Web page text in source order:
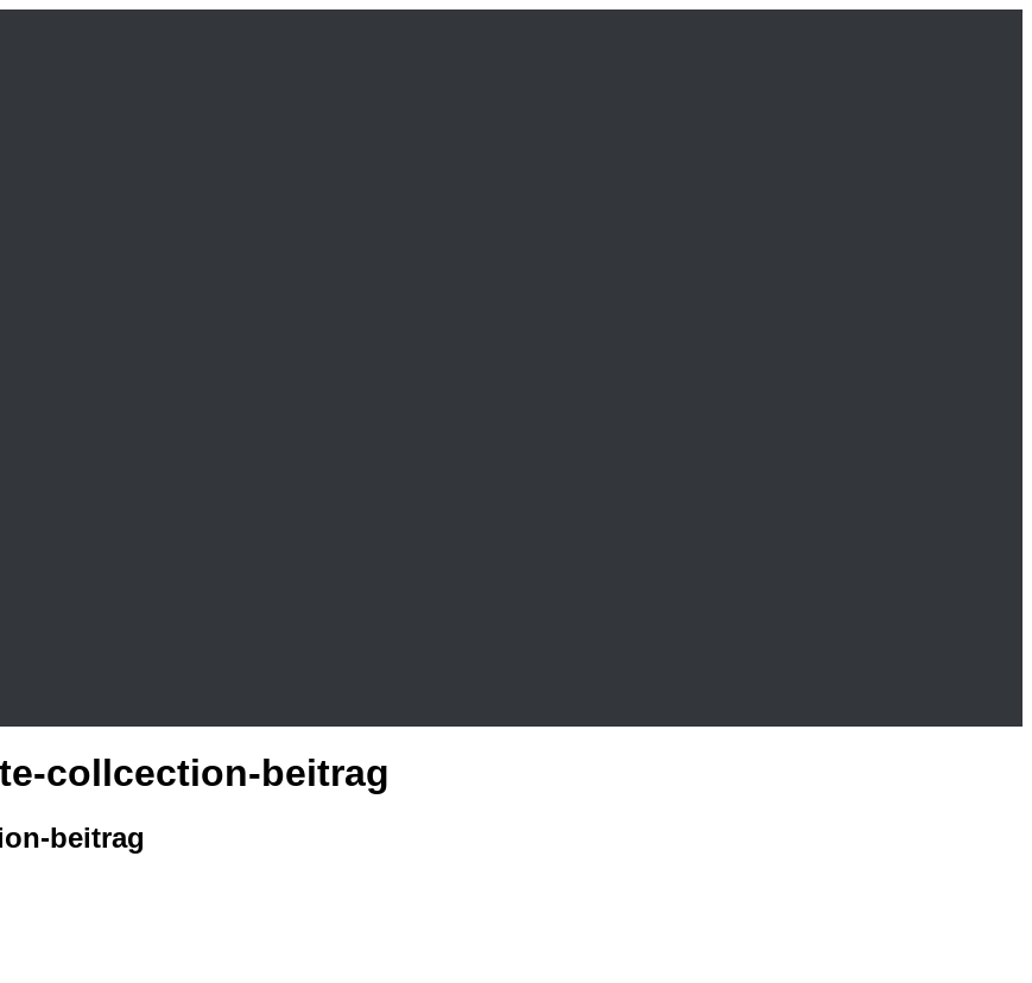
collcection-beitrag
beitrag